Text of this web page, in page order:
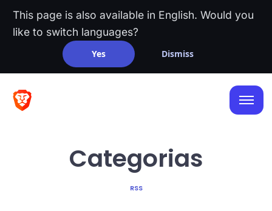
This page is also available in English. Would you
like to switch languages?
Yes Dismiss
Categorias
RSS